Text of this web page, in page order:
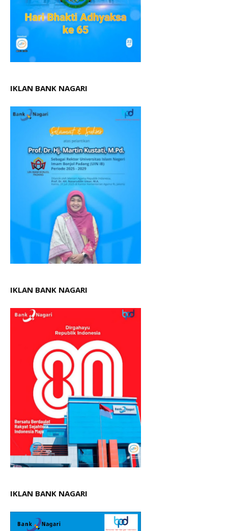
IKLAN BANK NAGARI
IKLAN BANK NAGARI
IKLAN BANK NAGARI